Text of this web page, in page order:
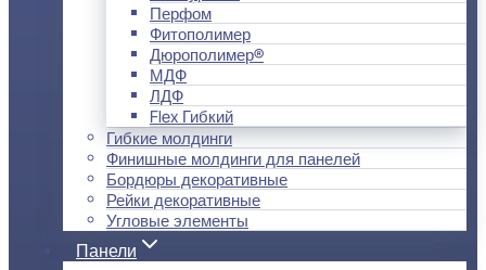
Перфом
Фитополимер
Дюрополимер®
МДФ
ЛДФ
Flex Гибкий
Гибкие молдинги
Финишные молдинги для панелей
Бордюры декоративные
Рейки декоративные
Угловые элементы
Панели